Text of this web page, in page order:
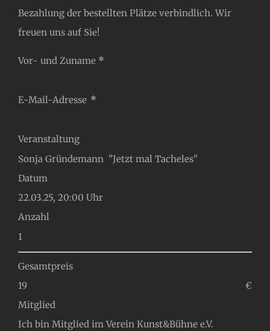
Bezahlung der bestellten Plätze verbindlich. Wir
freuen uns auf Sie!
Abschnitt
Vor- und Zuname *
E-Mail-Adresse *
Veranstaltung
Datum
Anzahl
Gesamtpreis
€
Mitglied
Ich bin Mitglied im Verein Kunst&Bühne e.V.